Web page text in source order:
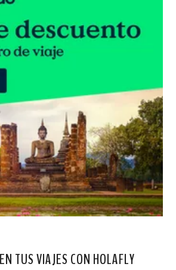
TUS VIAJES CON HOLAFLY